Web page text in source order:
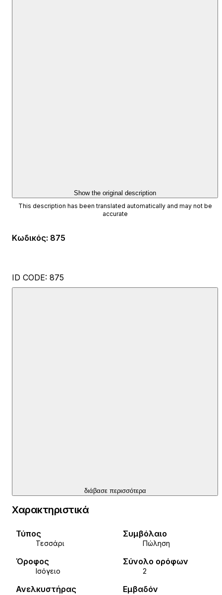
Show the original description
This description has been translated automatically and may not be
accurate
Κωδικός: 875
ID CODE: 875
διάβασε περισσότερα
Χαρακτηριστικά
Τύπος
Τεσσάρι
Συμβόλαιο
Πώληση
Όροφος
Ισόγειο
Σύνολο ορόφων
2
Ανελκυστήρας Εμβαδόν